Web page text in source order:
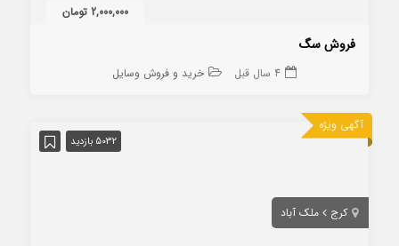
2,000,000 تومان
فروش سگ
4 سال قبل خرید و فروش وسایل
آگهی ویژه
5032 بازدید
کرج ملک آباد